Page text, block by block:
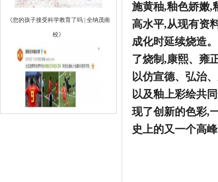
施黄秞,釉色娇嫩,
高水平,从现有资
成化时延续烧造
了烧制,康熙、雍
以仿宣德、弘治
以及釉上彩绘共
现了创新的色彩,
史上的又一个高